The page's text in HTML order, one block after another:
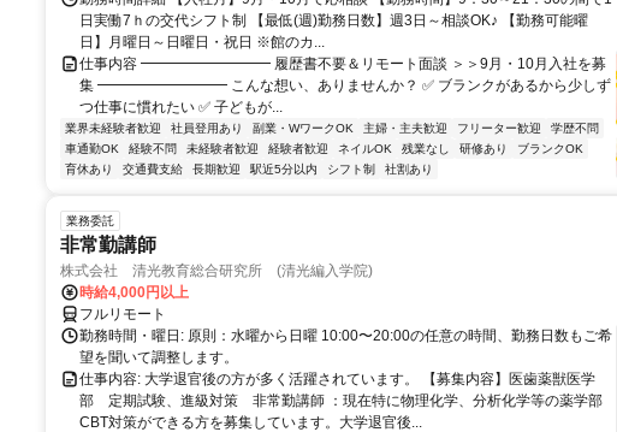
日実働7ｈの交代シフト制 【最低(週)勤務日数】週3日～相談OK♪ 【勤務可能曜
日】月曜日～日曜日・祝日 ※館のカ...
仕事内容 ━━━━━━━━━ 履歴書不要＆リモート面談 ＞＞9月・10月入社を募
集 ━━━━━━━━━ こんな想い、ありませんか？ ✅ ブランクがあるから少しず
つ仕事に慣れたい ✅ 子どもが...
業界未経験者歓迎 社員登用あり 副業・WワークOK 主婦・主夫歓迎 フリーター歓迎
学歴不問
車通勤OK
経験不問 未経験者歓迎 経験者歓迎 ネイルOK 残業なし 研修あり
ブランクOK
育休あり
交通費支給 長期歓迎 駅近5分以内 シフト制 社割あり
業務委託
非常勤講師
株式会社 清光教育総合研究所 (清光編入学院)
時給4,000円以上
フルリモート
勤務時間・曜日: 原則：水曜から日曜 10:00〜20:00の任意の時間、勤務日数もご希
望を聞いて調整します。
仕事内容: 大学退官後の方が多く活躍されています。 【募集内容】医歯薬獣医学
部 定期試験、進級対策 非常勤講師 ：現在特に物理化学、分析化学等の薬学部
CBT対策ができる方を募集しています。大学退官後...